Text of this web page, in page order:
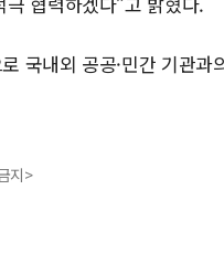
국내외 공공·민간 기관
지>